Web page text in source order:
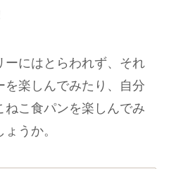
ーにはとらわれず、それ
を楽しんでみたり、自分
ねこ食パンを楽しんでみ
うか。